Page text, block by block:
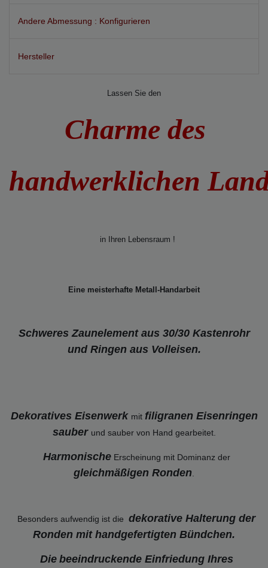
Andere Abmessung : Konfigurieren
Hersteller
Lassen Sie den
Charme des
handwerklichen
in Ihren Lebensraum !
Eine meisterhafte Metall-Handarbeit
Schweres Zaunelement aus 30/30 Kastenrohr
und Ringen aus Volleisen.
Dekoratives Eisenwerk mit filigranen Eisenringen
sauber und sauber von Hand gearbeitet.
HarmonischeErscheinung mit Dominanz der
gleichmäßigen Ronden
Besonders aufwendig ist die dekorative Halterung der
Ronden mit handgefertigten Bündchen.
Die beeindruckende Einfriedung Ihres